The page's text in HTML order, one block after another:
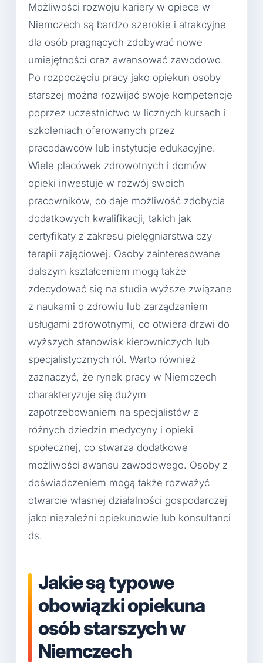
Możliwości rozwoju kariery w opiece w
Niemczech są bardzo szerokie i atrakcyjne
dla osób pragnących zdobywać nowe
umiejętności oraz awansować zawodowo.
Po rozpoczęciu pracy jako opiekun osoby
starszej można rozwijać swoje kompetencje
poprzez uczestnictwo w licznych kursach i
szkoleniach oferowanych przez
pracodawców lub instytucje edukacyjne.
Wiele placówek zdrowotnych i domów
opieki inwestuje w rozwój swoich
pracowników, co daje możliwość zdobycia
dodatkowych kwalifikacji, takich jak
certyfikaty z zakresu pielęgniarstwa czy
terapii zajęciowej. Osoby zainteresowane
dalszym kształceniem mogą także
zdecydować się na studia wyższe związane
z naukami o zdrowiu lub zarządzaniem
usługami zdrowotnymi, co otwiera drzwi do
wyższych stanowisk kierowniczych lub
specjalistycznych ról. Warto również
zaznaczyć, że rynek pracy w Niemczech
charakteryzuje się dużym
zapotrzebowaniem na specjalistów z
różnych dziedzin medycyny i opieki
społecznej, co stwarza dodatkowe
możliwości awansu zawodowego. Osoby z
doświadczeniem mogą także rozważyć
otwarcie własnej działalności gospodarczej
jako niezależni opiekunowie lub konsultanci
ds.
Jakie są typowe
obowiązki opiekuna
osób starszych w
Niemczech